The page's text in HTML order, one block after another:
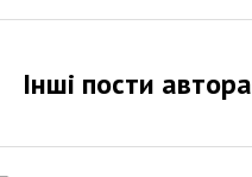
Інші пости автора